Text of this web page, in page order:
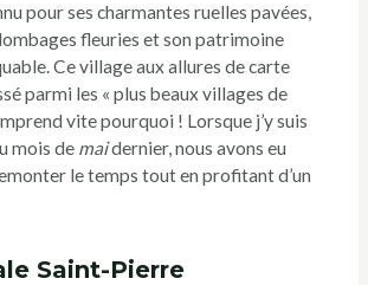
pour ses charmantes ruelles pavées,
fleuries et son patrimoine
Ce village aux allures de carte
parmi les « plus beaux villages de
vite pourquoi ! Lorsque j’y suis
mois de maidernier, nous avons eu
le temps tout en profitant d’un
Saint-Pierre